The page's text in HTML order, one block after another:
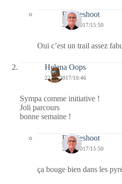
Bernieshoot
23/05/2017/15:50
Oui c’est un trail assez
Helena Oops
22/05/2017/10:46
Sympa comme initiative !
Joli parcours
bonne semaine !
Bernieshoot
23/05/2017/15:50
ça bouge bien dans les